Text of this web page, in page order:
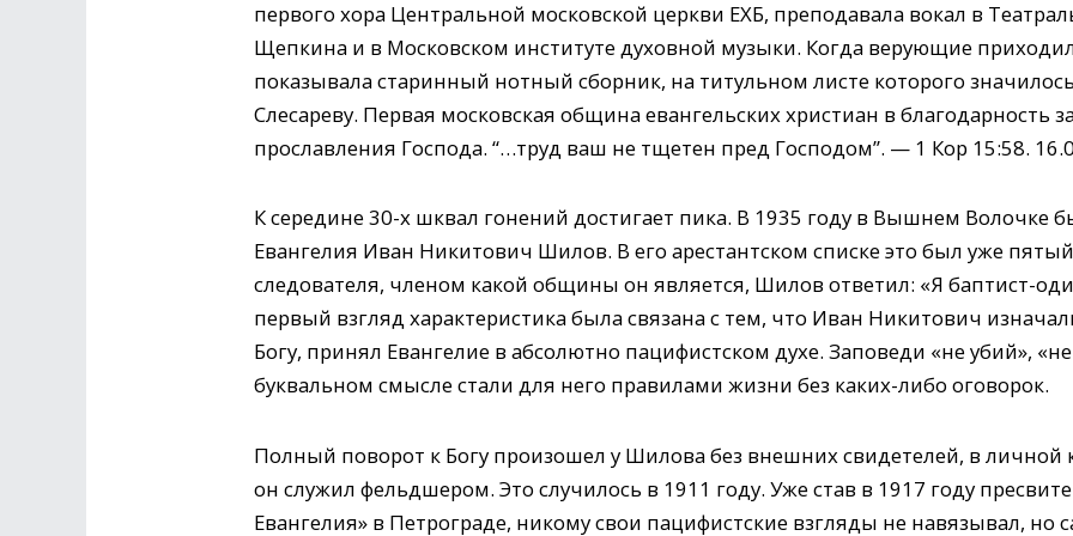
первого хора Центральной московской церкви ЕХБ, преподавала вокал в
Щепкина и в Московском институте духовной музыки. Когда верующие
показывала старинный нотный сборник, на титульном листе которого
Слесареву. Первая московская община евангельских христиан в благодарность
прославления Господа. “…труд ваш не тщетен пред Господом”. — 1 Кор 15:58.
К середине 30-х шквал гонений достигает пика. В 1935 году в Вышнем Волочке
Евангелия Иван Никитович Шилов. В его арестантском списке это был уже
следователя, членом какой общины он является, Шилов ответил: «Я баптист-
первый взгляд характеристика была связана с тем, что Иван Никитович
Богу, принял Евангелие в абсолютно пацифистском духе. Заповеди «не убий»,
буквальном смысле стали для него правилами жизни без каких-либо оговорок.
Полный поворот к Богу произошел у Шилова без внешних свидетелей, в личной
он служил фельдшером. Это случилось в 1911 году. Уже став в 1917 году
Евангелия» в Петрограде, никому свои пацифистские взгляды не навязывал, но